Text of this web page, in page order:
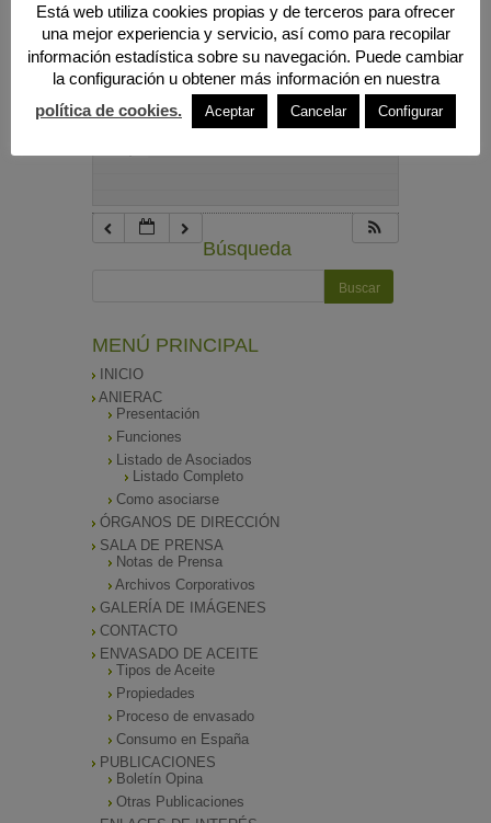
9:00 pm
10:00 pm
Búsqueda
MENÚ PRINCIPAL
INICIO
ANIERAC
Presentación
Funciones
Listado de Asociados
Listado Completo
Como asociarse
ÓRGANOS DE DIRECCIÓN
SALA DE PRENSA
Notas de Prensa
Archivos Corporativos
GALERÍA DE IMÁGENES
CONTACTO
ENVASADO DE ACEITE
Tipos de Aceite
Propiedades
Proceso de envasado
Consumo en España
PUBLICACIONES
Boletín Opina
Otras Publicaciones
Está web utiliza cookies propias y de terceros para ofrecer
una mejor experiencia y servicio, así como para recopilar
información estadística sobre su navegación. Puede cambiar
la configuración u obtener más información en nuestra
política de cookies.
Aceptar Cancelar Configurar